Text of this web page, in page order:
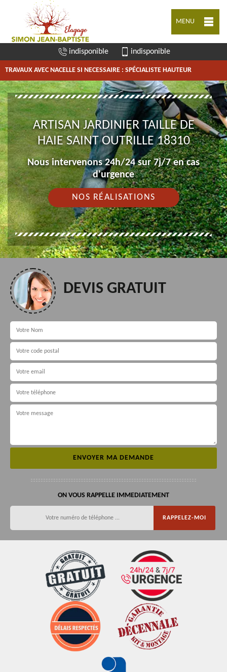
MENU
indisponible indisponible
TRAVAUX AVEC NACELLE SI NECESSAIRE : SPÉCIALISTE HAUTEUR
ARTISAN JARDINIER TAILLE DE
HAIE SAINT OUTRILLE 18310
Nous intervenons 24h/24 sur 7j/7 en cas
d'urgence
NOS RÉALISATIONS
DEVIS GRATUIT
ON VOUS RAPPELLE IMMEDIATEMENT